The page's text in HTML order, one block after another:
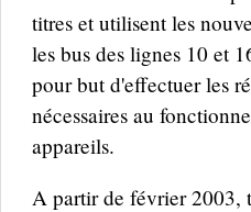
titres et utilisent les
les bus des lignes 10 et
pour but d'effectuer les
nécessaires au
appareils.
A partir de février 2003,